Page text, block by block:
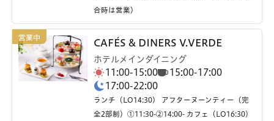
合時は営業）
CAFÉS & DINERS V.VERDE
ホテルメインダイニング
11:00-15:00
15:00-17:00
17:00-22:00
ランチ（LO14:30） アフターヌーンティー（完
全2部制）①11:30-②14:00- カフェ（LO16:30）